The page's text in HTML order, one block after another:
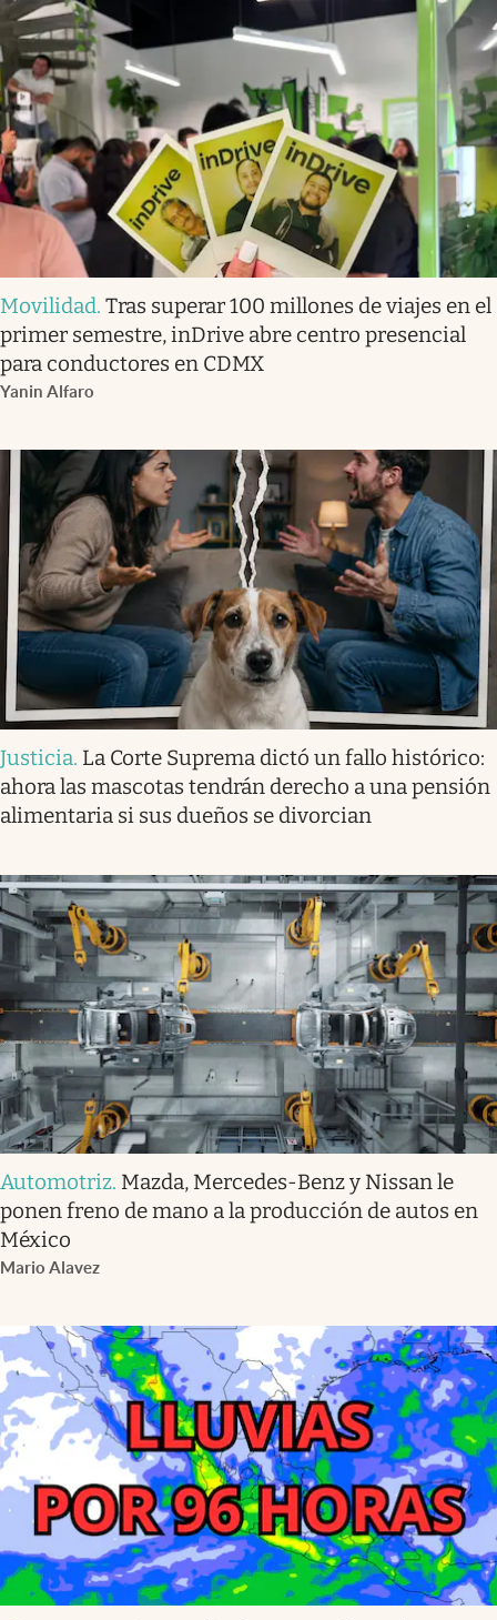
Movilidad. Tras superar 100 millones de viajes en el
primer semestre, inDrive abre centro presencial
para conductores en CDMX
Yanin Alfaro
Justicia. La Corte Suprema dictó un fallo histórico:
ahora las mascotas tendrán derecho a una pensión
alimentaria si sus dueños se divorcian
Automotriz. Mazda, Mercedes-Benz y Nissan le
ponen freno de mano a la producción de autos en
México
Mario Alavez